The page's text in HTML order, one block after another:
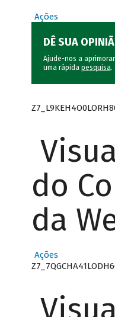
Ações
DÊ SUA
Ajude-nos a
uma rápida pesquisa.
do
da
Ações